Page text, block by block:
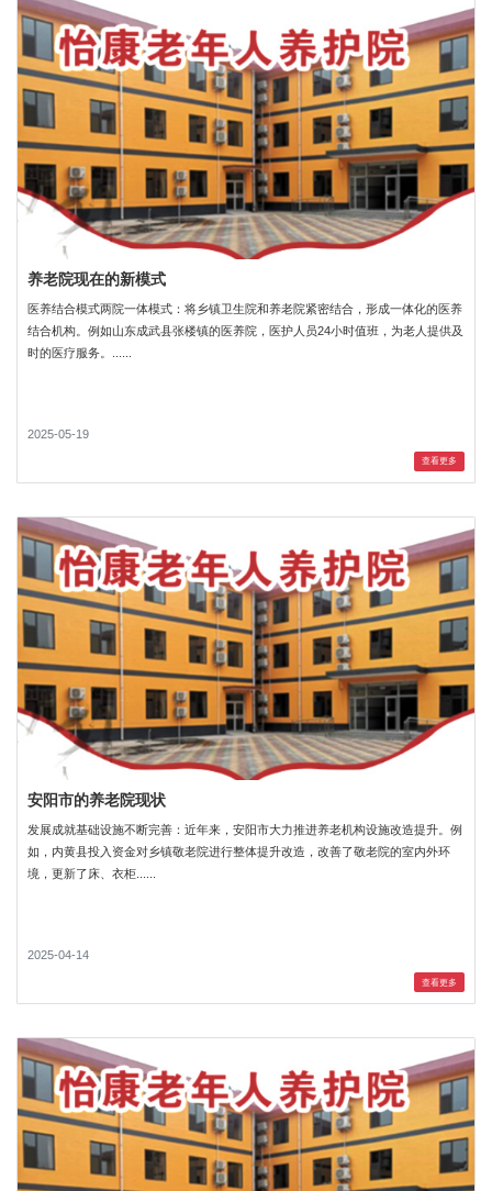
养老院现在的新模式
医养结合模式两院一体模式：将乡镇卫生院和养老院紧密结合，形成一体化的医养
结合机构。例如山东成武县张楼镇的医养院，医护人员24小时值班，为老人提供及
时的医疗服务。......
2025-05-19
查看更多
安阳市的养老院现状
发展成就基础设施不断完善：近年来，安阳市大力推进养老机构设施改造提升。例
如，内黄县投入资金对乡镇敬老院进行整体提升改造，改善了敬老院的室内外环
境，更新了床、衣柜......
2025-04-14
查看更多